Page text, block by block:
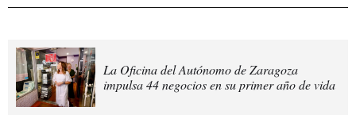
La Oficina del Autónomo de Zaragoza
impulsa 44 negocios en su primer año de vida